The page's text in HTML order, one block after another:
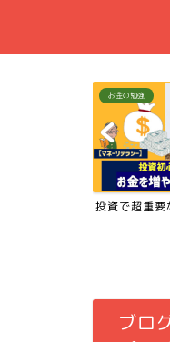
ETF研究
米国株セクタ
ブロ